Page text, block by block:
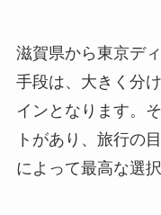
滋賀県から東京デ
手段は、大きく分
インとなります。
トがあり、旅行の
によって最高な選